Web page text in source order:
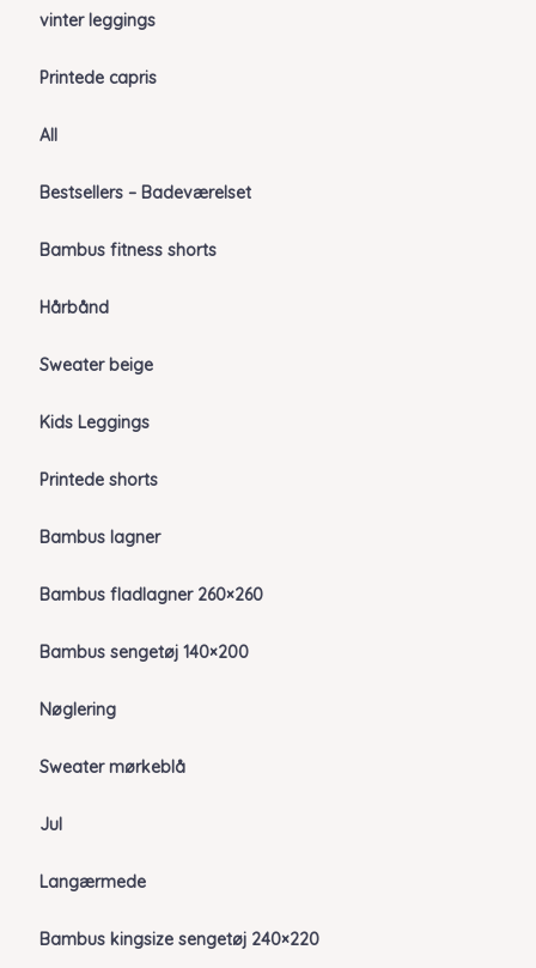
vinter leggings
Printede capris
All
Bestsellers – Badeværelset
Bambus fitness shorts
Hårbånd
Sweater beige
Kids Leggings
Printede shorts
Bambus lagner
Bambus fladlagner 260×260
Bambus sengetøj 140×200
Nøglering
Sweater mørkeblå
Jul
Langærmede
Bambus kingsize sengetøj 240×220